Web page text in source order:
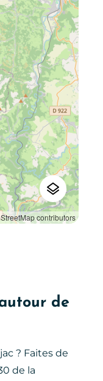
contributors
de
? Faites de
de la